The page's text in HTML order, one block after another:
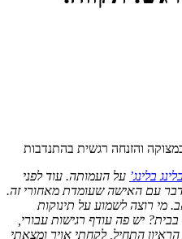
והזנחה רגשית בהתנדבות
בלינג’ על העמותה. עוד לפני
עם האישה שעומדת מאחורי זה.
מי רוצה לשמוע על תינוקות
יש פה עודף רגישות עבורי,
התחיל, לקחתי אויר ומצאתי